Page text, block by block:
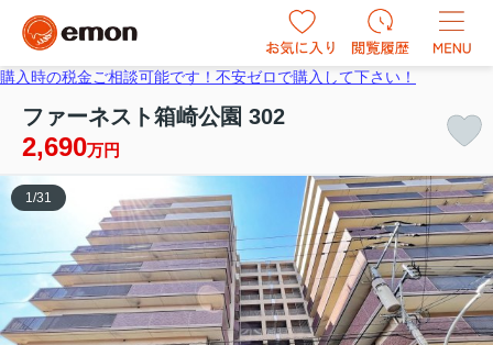
購入時の税金ご相談可能です！不安ゼロで購入して下さい！
ファーネスト箱崎公園 302
2,690万円
1 /31